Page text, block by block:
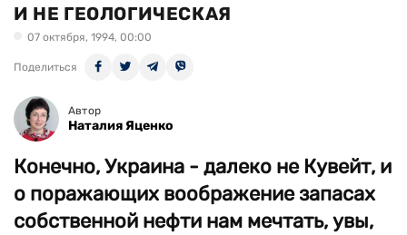
И НЕ ГЕОЛОГИЧЕСКАЯ
07 октября, 1994, 00:00
Поделиться
Автор
Наталия Яценко
Конечно, Украина - далеко не Кувейт, и
о поражающих воображение запасах
собственной нефти нам мечтать, увы,